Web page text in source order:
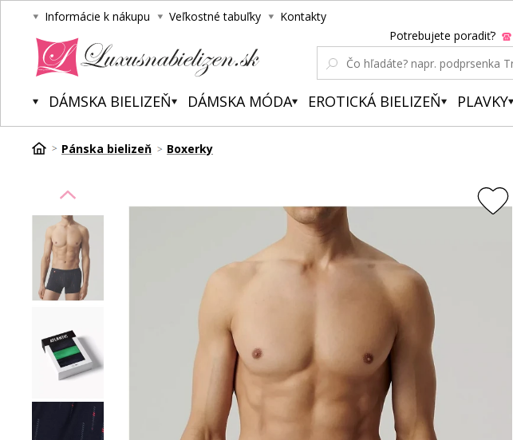
Informácie k nákupu Veľkostné tabuľky Kontakty
Potrebujete poradiť?
DÁMSKA BIELIZEŇ DÁMSKA MÓDA EROTICKÁ BIELIZEŇ PLAVKY
Pánska bielizeň Boxerky